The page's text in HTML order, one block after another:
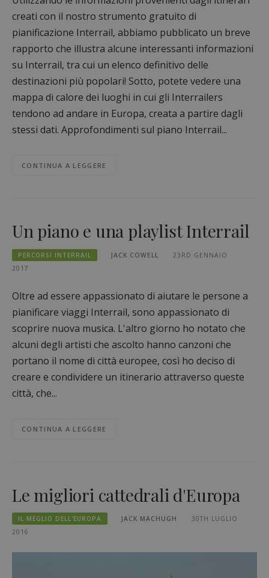
creati con il nostro strumento gratuito di
pianificazione Interrail, abbiamo pubblicato un breve
rapporto che illustra alcune interessanti informazioni
su Interrail, tra cui un elenco definitivo delle
destinazioni più popolari! Sotto, potete vedere una
mappa di calore dei luoghi in cui gli Interrailers
tendono ad andare in Europa, creata a partire dagli
stessi dati. Approfondimenti sul piano Interrail...
CONTINUA A LEGGERE
Un piano e una playlist Interrail
PERCORSI INTERRAIL JACK COWELL
23RD GENNAIO
2017
Oltre ad essere appassionato di aiutare le persone a
pianificare viaggi Interrail, sono appassionato di
scoprire nuova musica. L'altro giorno ho notato che
alcuni degli artisti che ascolto hanno canzoni che
portano il nome di città europee, così ho deciso di
creare e condividere un itinerario attraverso queste
città, che...
CONTINUA A LEGGERE
Le migliori cattedrali d'Europa
IL MEGLIO DELL'EUROPA JACK MACHUGH
30TH LUGLIO
2016